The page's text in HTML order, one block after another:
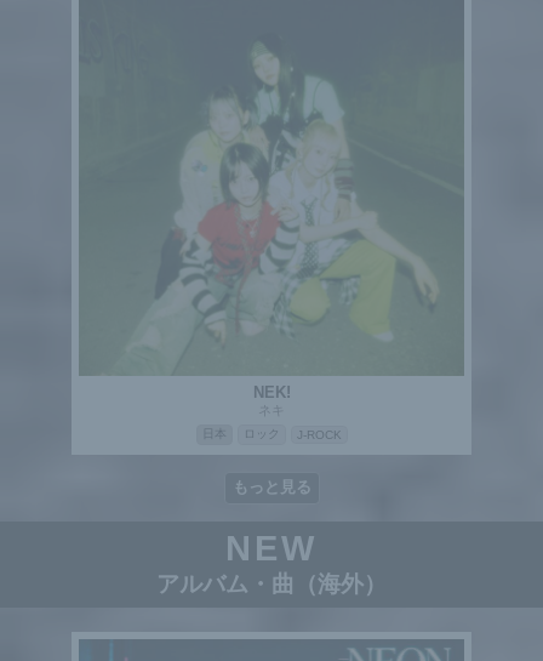
NEK!
ネキ
ロック J-ROCK
もっと見る
NEW
アルバム・曲（海外）